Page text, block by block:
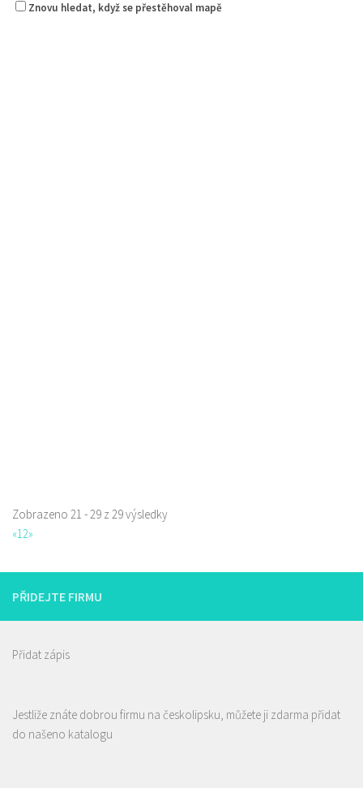
Restaurace
Prokopa Holého 145/5, Česká Lípa, Česko
Znovu hledat, když se přestěhoval mapě
Zobrazeno 21 - 29 z 29 výsledky
«12»
PŘIDEJTE FIRMU
Přidat zápis
Jestliže znáte dobrou firmu na českolipsku, můžete ji zdarma přidat
do našeno katalogu